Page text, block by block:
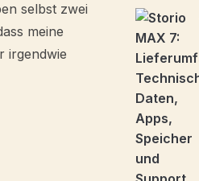
selbst zwei
meine
irgendwie